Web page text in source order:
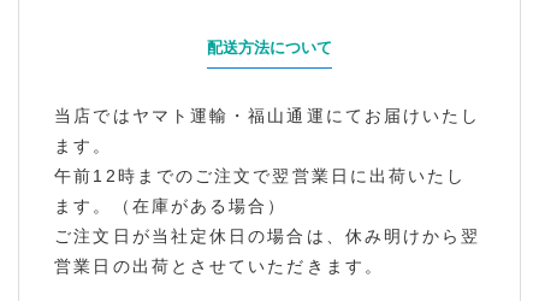
配送方法について
当店ではヤマト運輸・福山通運にてお届けいたし
ます。
午前12時までのご注文で翌営業日に出荷いたし
ます。（在庫がある場合）
ご注文日が当社定休日の場合は、休み明けから翌
営業日の出荷とさせていただきます。